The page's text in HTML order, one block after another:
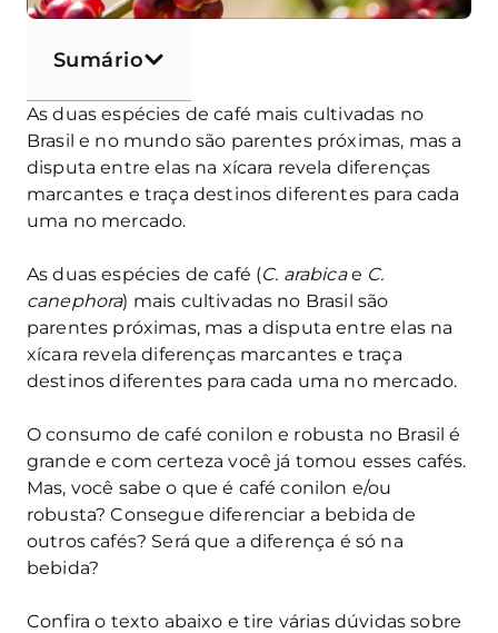
Sumário
As duas espécies de café mais cultivadas no
Brasil e no mundo são parentes próximas, mas a
disputa entre elas na xícara revela diferenças
marcantes e traça destinos diferentes para cada
uma no mercado.
As duas espécies de café (C. arabicae C.
canephora) mais cultivadas no Brasil são
parentes próximas, mas a disputa entre elas na
xícara revela diferenças marcantes e traça
destinos diferentes para cada uma no mercado.
O consumo de café conilon e robusta no Brasil é
grande e com certeza você já tomou esses cafés.
Mas, você sabe o que é café conilon e/ou
robusta? Consegue diferenciar a bebida de
outros cafés? Será que a diferença é só na
bebida?
Confira o texto abaixo e tire várias dúvidas sobre